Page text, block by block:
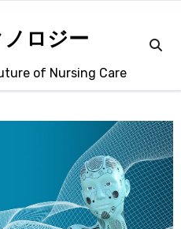
ロジー
of Nursing Care